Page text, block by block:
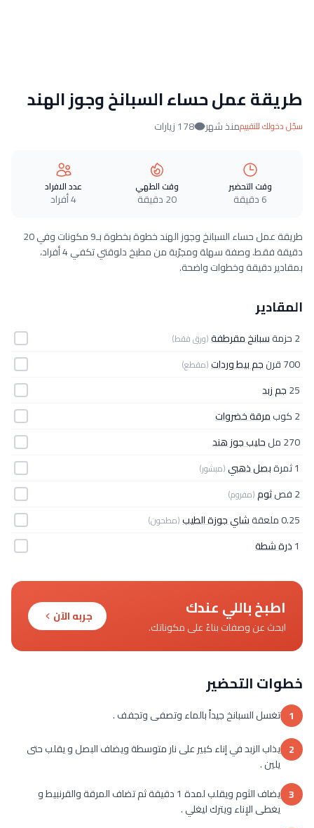
طريقة عمل حساء السبانخ وجوز الهند
سجّل دخولك للتقييممنذ شهر 178 زيارات
وقت التحضير
6 دقيقة
وقت الطهي
20 دقيقة
عدد الافراد
4 أفراد
طريقة عمل حساء السبانخ وجوز الهند خطوة بخطوة بـ9 مكونات وفي 20
دقيقة فقط. وصفة سهلة ومجرّبة من مطبخ دلوقتي تكفي 4 أفراد،
بمقادير دقيقة وخطوات واضحة.
المقادير
2 حزمة سبانخ مقرطفة(ورق فقط)
700 قرن جم بيط وردات(مقطع)
25جم زبد
2 كوب
مرقة خضروات
270 مل
حليب جوز هند
1 ثمرة
بصل ذهبي (مبشور)
2 فص ثوم(مفروم)
0.25 ملعقة شاي جوزة الطيب(مطحون)
1ذرة شطة
اطبخ باللي عندك
ابحث عن وصفات بناءً على مكوناتك.
جربه الآن
خطوات التحضير
1 تغسل السبانخ جيداً بالماء وتصفى وتجفف .
2 يذاب الزبد في إناء كبير على نار متوسطة ويضاف البصل و يقلب حتى
يلين .
3
يضاف الثوم ويقلب لمدة 1 دقيقة ثم تضاف المرقة والقرنبيط و
يغطى الإناء ويترك ليغلي .